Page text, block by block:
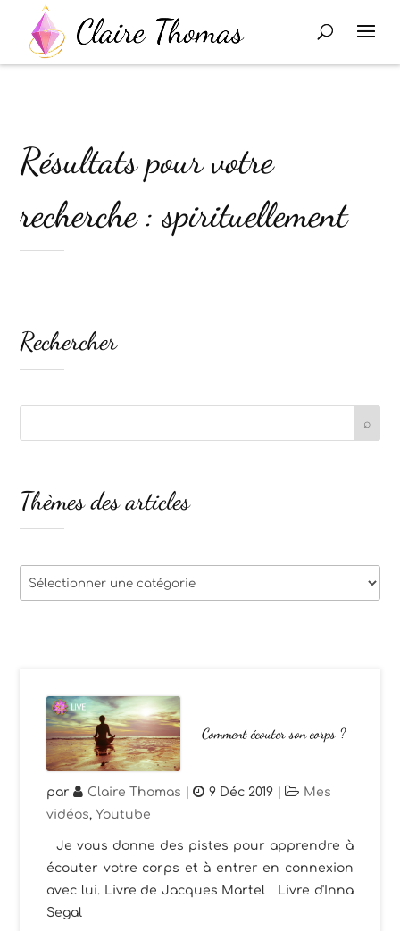
Résultats pour votre
recherche : spirituellement
Comment écouter son corps ?
par Claire Thomas | 9 Déc 2019 |
Mes
vidéos,Youtube
Je vous donne des pistes pour apprendre à
écouter votre corps et à entrer en connexion
avec lui. Livre de Jacques Martel Livre d'Inna
Segal
Rechercher
Thèmes des articles
Thèmes
des